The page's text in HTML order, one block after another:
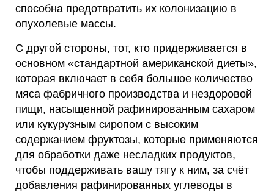
способна предотвратить их колонизацию в
опухолевые массы.
С другой стороны, тот, кто придерживается в
основном «стандартной американской диеты»,
которая включает в себя большое количество
мяса фабричного производства и нездоровой
пищи, насыщенной рафинированным сахаром
или кукурузным сиропом с высоким
содержанием фруктозы, которые применяются
для обработки даже несладких продуктов,
чтобы поддерживать вашу тягу к ним, за счёт
добавления рафинированных углеводы в